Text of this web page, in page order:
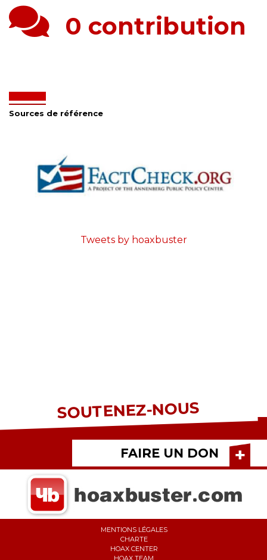
0 contribution
Sources de référence
Tweets by hoaxbuster
SOUTENEZ-NOUS
FAIRE UN DON
MENTIONS LÉGALES
CHARTE
HOAX CENTER
HOAX TEAM